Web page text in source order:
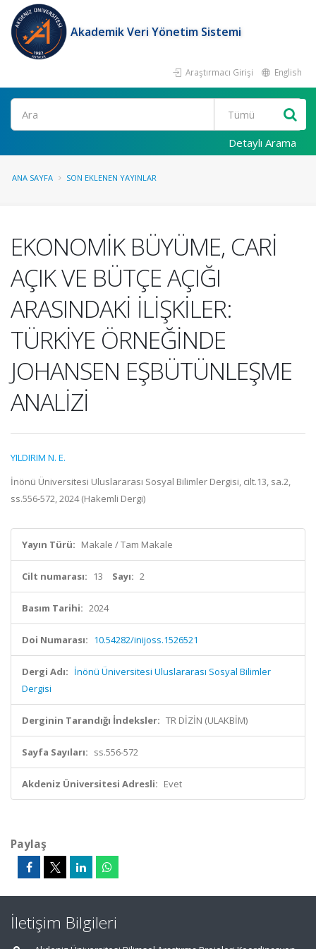
Akademik Veri Yönetim Sistemi
Araştırmacı Girişi English
Ara
Detaylı Arama
ANA SAYFA SON EKLENEN YAYINLAR
EKONOMİK BÜYÜME, CARİ
AÇIK VE BÜTÇE AÇIĞI
ARASINDAKİ İLİŞKİLER:
TÜRKİYE ÖRNEĞİNDE
JOHANSEN EŞBÜTÜNLEŞME
ANALİZİ
YILDIRIM N. E.
İnönü Üniversitesi Uluslararası Sosyal Bilimler Dergisi, cilt.13, sa.2,
ss.556-572, 2024 (Hakemli Dergi)
Yayın Türü: Makale / Tam Makale
Cilt numarası: 13 Sayı: 2
Basım Tarihi: 2024
Doi Numarası: 10.54282/inijoss.1526521
Dergi Adı: İnönü Üniversitesi Uluslararası Sosyal Bilimler
Dergisi
Derginin Tarandığı İndeksler: TR DİZİN (ULAKBİM)
Sayfa Sayıları: ss.556-572
Akdeniz Üniversitesi Adresli: Evet
Paylaş
İletişim Bilgileri